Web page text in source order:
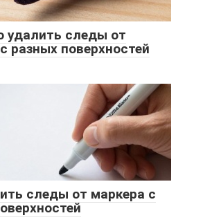
удалить следы от
разных поверхностей
следы от маркера с